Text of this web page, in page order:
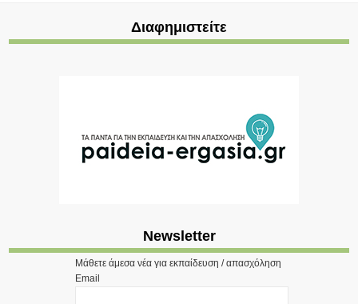
Διαφημιστείτε
Newsletter
Μάθετε άμεσα νέα για εκπαίδευση / απασχόληση
Email